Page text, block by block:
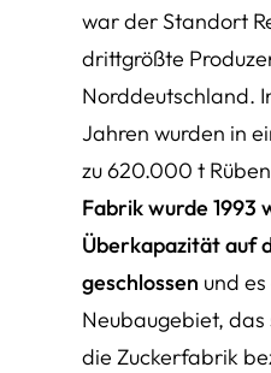
war der Standort
drittgrößte
Norddeutschland.
Jahren wurden in
zu 620.000 t
Fabrik wurde 1993
Überkapazität auf
geschlossen und
Neubaugebiet,
die Zuckerfabrik